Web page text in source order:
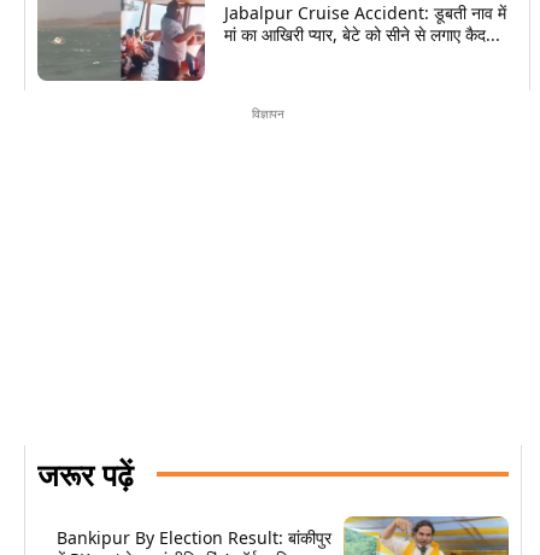
Jabalpur Cruise Accident: डूबती नाव में
मां का आखिरी प्यार, बेटे को सीने से लगाए कैद...
विज्ञापन
जरूर पढ़ें
Bankipur By Election Result: बांकीपुर